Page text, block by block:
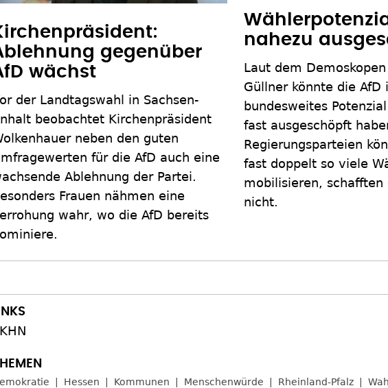
gegenüber
wächst
der Landtagswahl in Sachsen-
beobachtet Kirchenpräsident
neben den guten
für die AfD auch eine
Ablehnung der Partei.
Frauen nähmen eine
wahr, wo die AfD bereits
nahezu
Laut dem
Güllner könnte die AfD
bundesweites
fast ausgeschöpft
Regierungsparteien
fast doppelt so viele
mobilisieren, schafften
nicht.
Hessen Kommunen Menschenwürde Rheinland-Pfalz